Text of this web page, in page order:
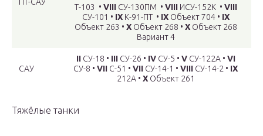
Т-103 • VIIIСУ-130ПМ • VIIIИСУ-152К • VIII
СУ-101 • IXК-91-ПТ • IXОбъект 704 • IX
Объект 263 • XОбъект 268 • XОбъект 268
Вариант 4
САУ
IIСУ-18 • IIIСУ-26 • IVСУ-5 • VСУ-122А • VI
СУ-8 • VII С-51 • VII СУ-14-1 • VIII СУ-14-2 • IX
212А • XОбъект 261
Тяжёлые танки